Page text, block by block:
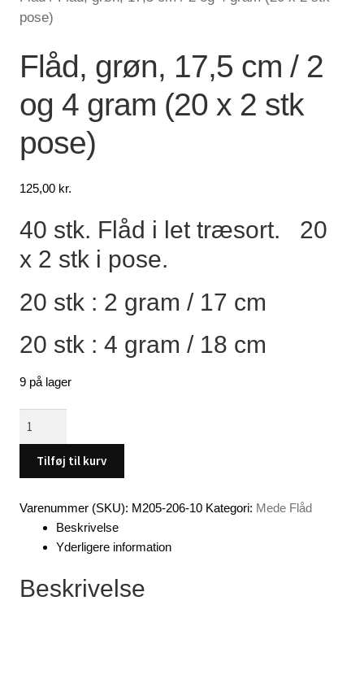
Lagersalg
Min Konto
Glemt adgangskode
pose)
Flåd, grøn, 17,5 cm / 2
og 4 gram (20 x 2 stk
pose)
125,00 kr.
40 stk. Flåd i let træsort. 20
x 2 stk i pose.
20 stk : 2 gram / 17 cm
20 stk : 4 gram / 18 cm
9 på lager
17,5
cm
2
(20
Tilføj til kurv
Varenummer (SKU): M205-206-10 Kategori: Mede Flåd
Beskrivelse
Yderligere information
Beskrivelse